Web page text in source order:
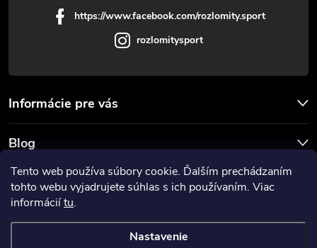
Tento web používa súbory cookie. Ďalším prechádzaním
tohto webu vyjadrujete súhlas s ich používaním. Viac
informáciítu.
Nastavenie
https://www.facebook.com/rozlomity.sport
rozlomitysport
Informácie pre vás
Blog
Prijímame online platby